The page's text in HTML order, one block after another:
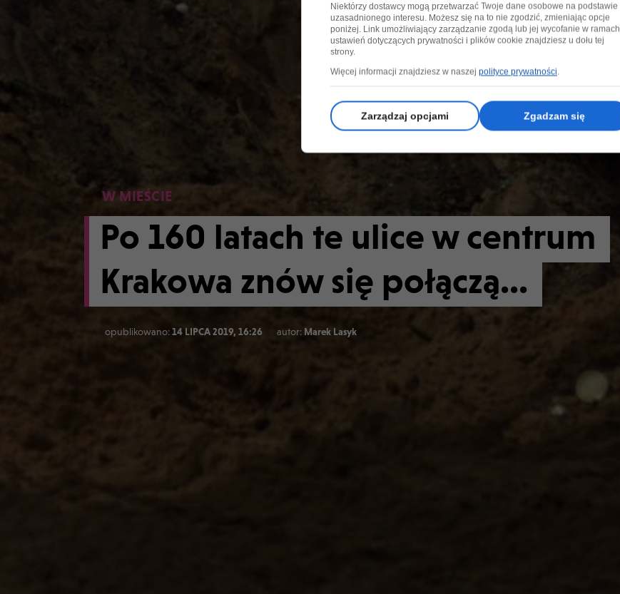
W MIEŚCIE
Po 160 latach te ulice w centrum
Krakowa znów się połączą...
opublikowano:14 LIPCA 2019, 16:26 autor: Marek Lasyk
Niektórzy dostawcy mogą przetwarzać Twoje dane osobowe na podstawie
uzasadnionego interesu. Możesz się na to nie zgodzić, zmieniając opcje
poniżej. Link umożliwiający zarządzanie zgodą lub jej wycofanie w ramach
ustawień dotyczących prywatności i plików cookie znajdziesz u dołu tej
strony.
Więcej informacji znajdziesz w naszej polityce prywatności.
Zarządzaj opcjami Zgadzam się